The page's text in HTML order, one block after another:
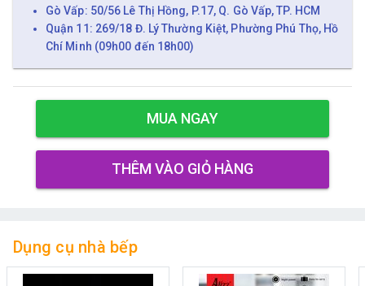
Gò Vấp: 50/56 Lê Thị Hồng, P.17, Q. Gò Vấp, TP. HCM
Quận 11: 269/18 Đ. Lý Thường Kiệt, Phường Phú Thọ, Hồ
Chí Minh (09h00 đến 18h00)
MUA NGAY
THÊM VÀO GIỎ HÀNG
Dụng cụ nhà bếp